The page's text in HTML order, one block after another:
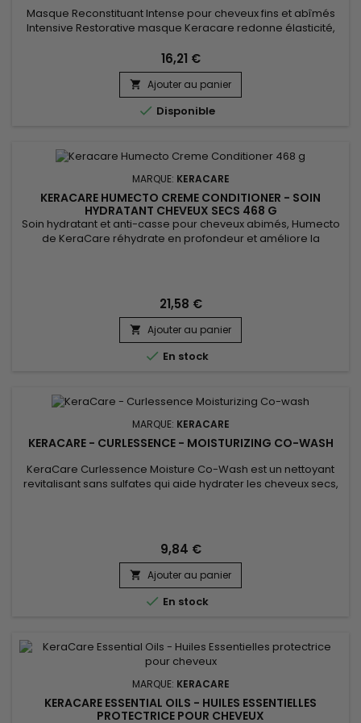
Masque Reconstituant Intense pour cheveux fins et abîmés
Intensive Restorative masque Keracare redonne élasticité,
scellées pour maintenir l’hydratation à l’intérieur de la fibre
capillaire.&nbsp; Vos cheveux sont moins emmêlés, plus
faciles à coiffer, plus souples et brillants !
16,21 €
 Ajouter au panier
 Disponible
MARQUE: KERACARE
KERACARE HUMECTO CREME CONDITIONER - SOIN
HYDRATANT CHEVEUX SECS 468 G
Soin hydratant et anti-casse pour cheveux abimés, Humecto
de KeraCare réhydrate en profondeur et améliore la
cheveux cassants, leur donne douceur, maniabilité et
brillance. Cette...
21,58 €
 Ajouter au panier
 En stock
MARQUE: KERACARE
KERACARE - CURLESSENCE - MOISTURIZING CO-WASH
KeraCare Curlessence Moisture Co-Wash est un nettoyant
revitalisant sans sulfates qui aide hydrater les cheveux secs,
douceur et brillance aux cheveux.&nbsp;&nbsp;Keracare
Curlessence...
9,84 €
 Ajouter au panier
 En stock
MARQUE: KERACARE
KERACARE ESSENTIAL OILS - HUILES ESSENTIELLES
PROTECTRICE POUR CHEVEUX